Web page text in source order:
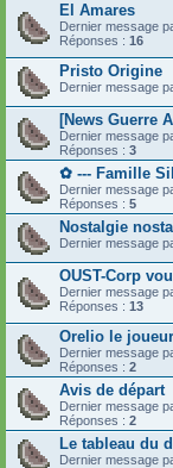
El Amares
Dernier message
Réponses : 16
Pristo Origine
Dernier message
[News Guerre
Dernier message
Réponses : 3
✿ --- Famille
Dernier message
Réponses : 5
Nostalgie
Dernier message
OUST-Corp
Dernier message
Réponses : 13
Orelio le
Dernier message
Réponses : 2
Avis de départ
Dernier message
Réponses : 2
Le tableau du
Dernier message